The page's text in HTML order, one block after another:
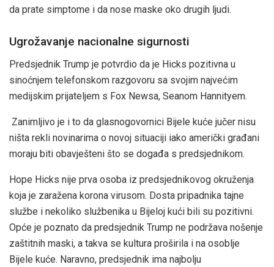
da prate simptome i da nose maske oko drugih ljudi.
Ugrožavanje nacionalne sigurnosti
Predsjednik Trump je potvrdio da je Hicks pozitivna u
sinoćnjem telefonskom razgovoru sa svojim najvećim
medijskim prijateljem s Fox Newsa, Seanom Hannityem.
Zanimljivo je i to da glasnogovornici Bijele kuće jučer nisu
ništa rekli novinarima o novoj situaciji iako američki građani
moraju biti obavješteni što se događa s predsjednikom.
Hope Hicks nije prva osoba iz predsjednikovog okruženja
koja je zaražena korona virusom. Dosta pripadnika tajne
službe i nekoliko službenika u Bijeloj kući bili su pozitivni.
Opće je poznato da predsjednik Trump ne podržava nošenje
zaštitnih maski, a takva se kultura proširila i na osoblje
Bijele kuće. Naravno, predsjednik ima najbolju